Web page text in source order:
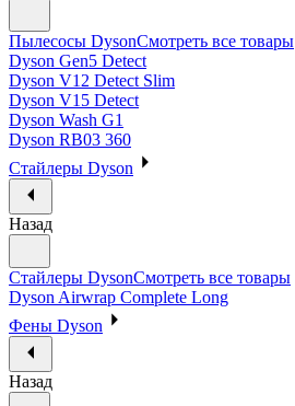
Пылесосы DysonСмотреть все товары
Dyson Gen5 Detect
Dyson V12 Detect Slim
Dyson V15 Detect
Dyson Wash G1
Dyson RB03 360
Стайлеры Dyson
Назад
Стайлеры DysonСмотреть все товары
Dyson Airwrap Complete Long
Фены Dyson
Назад